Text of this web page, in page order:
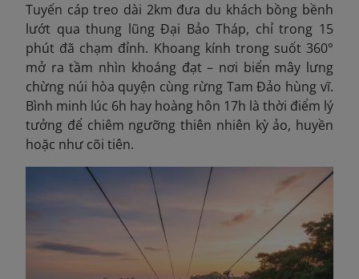
Tuyến cáp treo dài 2km đưa du khách bồng bềnh
lướt qua thung lũng Đại Bảo Tháp, chỉ trong 15
phút đã chạm đỉnh. Khoang kính trong suốt 360°
mở ra tầm nhìn khoáng đạt – nơi biển mây lưng
chừng núi hòa quyện cùng rừng Tam Đảo hùng vĩ.
Bình minh lúc 6h hay hoàng hôn 17h là thời điểm lý
tưởng để chiêm ngưỡng thiên nhiên kỳ ảo, huyền
hoặc như cõi tiên.